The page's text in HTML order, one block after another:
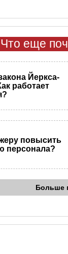
Что еще
Йеркса-
работает
повысить
персонала?
Больше